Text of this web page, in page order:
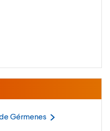
Gérmenes